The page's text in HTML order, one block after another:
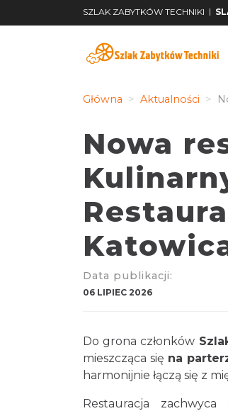
SZLAK ZABYTKÓW TECHNIKI |
Główna Aktualności
Nowa
Data publikacji:
06 LIPIEC 2026
Do grona członków
mieszcząca się na
harmonijnie łączą się z
Restauracja